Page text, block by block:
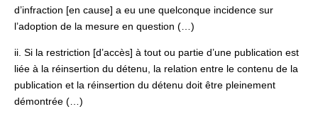
d’infraction [en cause] a eu une quelconque incidence sur
l’adoption de la mesure en question (…)
ii. Si la restriction [d’accès] à tout ou partie d’une publication est
liée à la réinsertion du détenu, la relation entre le contenu de la
publication et la réinsertion du détenu doit être pleinement
démontrée (…)